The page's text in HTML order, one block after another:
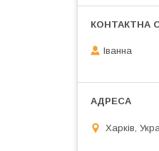
Іванна
Харків,